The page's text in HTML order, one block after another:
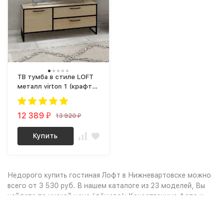
ТВ тумба в стиле LOFT
металл virton 1 (крафт /
черный)
12 389₽ 13 920₽
Купить
Недорого купить гостиная Лофт в Нижневартовске можно
всего от 3 530 руб. В нашем каталоге из 23 моделей, Вы
найдете по низкой цене (дёшево): Качественные фото и